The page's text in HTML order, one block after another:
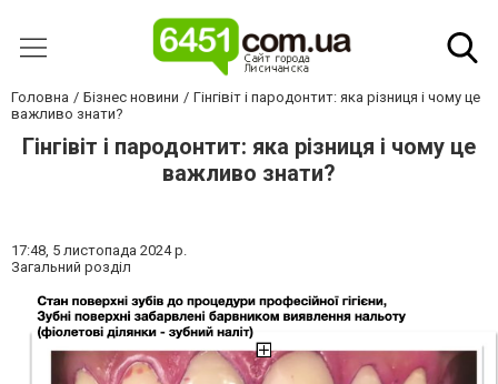
Головна Бізнес новини
Гінгівіт і пародонтит: яка різниця і чому це
важливо знати?
Гінгівіт і пародонтит: яка різниця і чому це
важливо знати?
17:48, 5 листопада 2024 р.
Загальний розділ